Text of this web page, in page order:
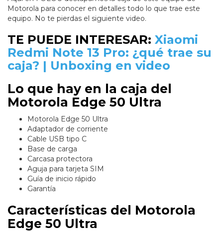
Motorola para conocer en detalles todo lo que trae este
equipo. No te pierdas el siguiente video.
TE PUEDE INTERESAR: Xiaomi
Redmi Note 13 Pro: ¿qué trae su
caja? | Unboxing en video
Lo que hay en la caja del
Motorola Edge 50 Ultra
Motorola Edge 50 Ultra
Adaptador de corriente
Cable USB tipo C
Base de carga
Carcasa protectora
Aguja para tarjeta SIM
Guía de inicio rápido
Garantía
Características del Motorola
Edge 50 Ultra